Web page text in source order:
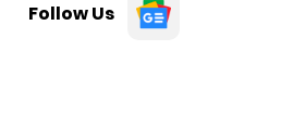
Follow Us